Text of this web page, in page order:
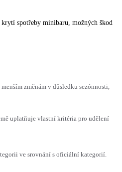
spotřeby minibaru, možných škod
změnám v důsledku sezónnosti,
uplatňuje vlastní kritéria pro udělení
ve srovnání s oficiální kategorií.